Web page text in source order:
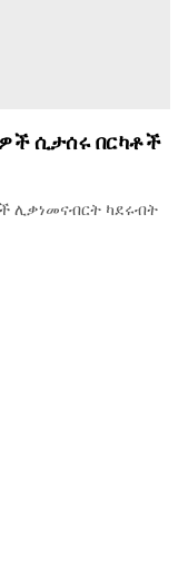
ሲታሰሩ በርካቶች
ሊቃነመናብርት ካደሩብት